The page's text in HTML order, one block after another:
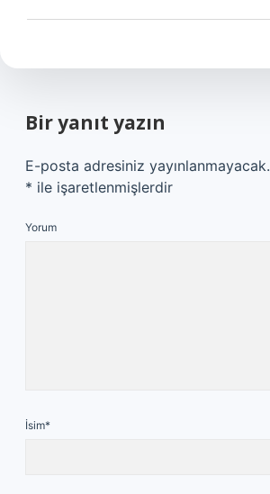
Bir yanıt yazın
E-posta adresiniz yayınlanmayacak.
* ile işaretlenmişlerdir
Yorum
İsim*